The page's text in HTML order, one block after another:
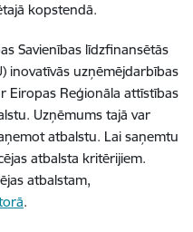
kopstendā.
Savienības līdzfinansētās
inovatīvās uzņēmējdarbības
Eiropas Reģionāla attīstības
Uzņēmums tajā var
atbalstu. Lai saņemtu
atbalsta kritērijiem.
atbalstam,
.